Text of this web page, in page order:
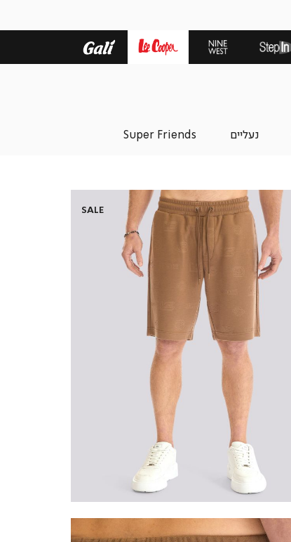
נעליים Super Friends
SALE